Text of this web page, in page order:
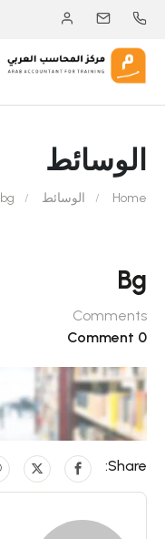
الوسائط
Home الوسائط bg
Bg
Comments
0 Comment
Share: